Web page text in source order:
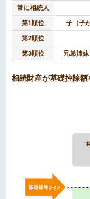
常に相続人
第1順位 子（子
第2順位
第3順位 兄弟姉
相続財産が基礎控除